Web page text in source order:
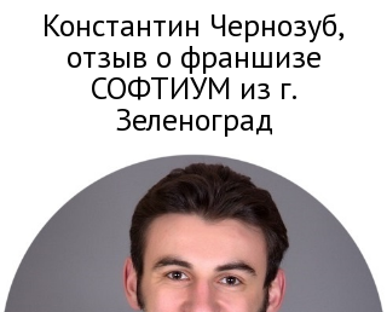
Константин Чернозуб,
отзыв о франшизе
СОФТИУМ из г.
Зеленоград